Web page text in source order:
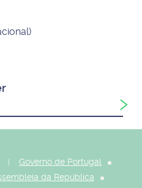
|
Governo de Portugal
da República